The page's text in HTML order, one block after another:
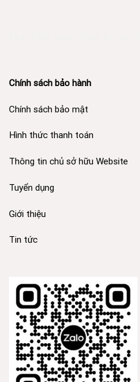
Chính sách bảo hành
Chính sách bảo mật
Hình thức thanh toán
Thông tin chủ sở hữu Website
Tuyển dụng
Giới thiệu
Tin tức